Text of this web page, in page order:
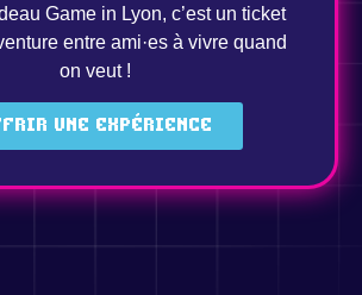
Game in Lyon, c’est un ticket
entre ami·es à vivre quand
on veut !
une expérience